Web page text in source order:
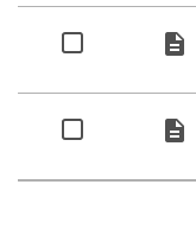
description
description